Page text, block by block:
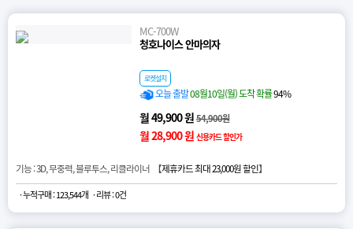
MC-700W
청호나이스 안마의자
로켓설치
오늘 출발08월10일(월) 도착 확률94%
월 49,900 원54,900원
월 28,900 원 신용카드 할인가
기능 : 3D, 무중력, 블루투스, 리클라이너 【제휴카드 최대 23,000원 할인】
· 누적구매 : 123,544개 · 리뷰 : 0건